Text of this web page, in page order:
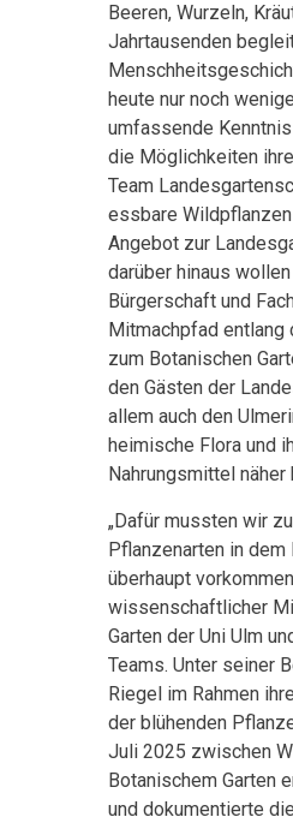
Beeren, Wurzeln,
Jahrtausenden
heute nur noch
umfassende
die Möglichkeiten
Team
essbare
Angebot zur
darüber hinaus
Bürgerschaft und
Mitmachpfad
zum Botanischen
den Gästen der
allem auch den
heimische Flora und
Nahrungsmittel näher
„Dafür mussten wir
Pflanzenarten in
überhaupt
wissenschaftlicher
Garten der Uni Ulm
Teams. Unter seiner
Riegel im Rahmen
der blühenden
Juli 2025 zwischen
Botanischem Garten
und dokumentierte